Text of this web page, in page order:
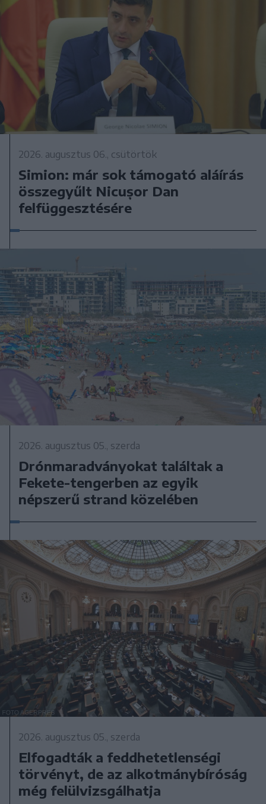
2026. augusztus 06., csütörtök
Simion: már sok támogató aláírás
összegyűlt Nicușor Dan
felfüggesztésére
2026. augusztus 05., szerda
Drónmaradványokat találtak a
Fekete-tengerben az egyik
népszerű strand közelében
2026. augusztus 05., szerda
Elfogadták a feddhetetlenségi
törvényt, de az alkotmánybíróság
még felülvizsgálhatja